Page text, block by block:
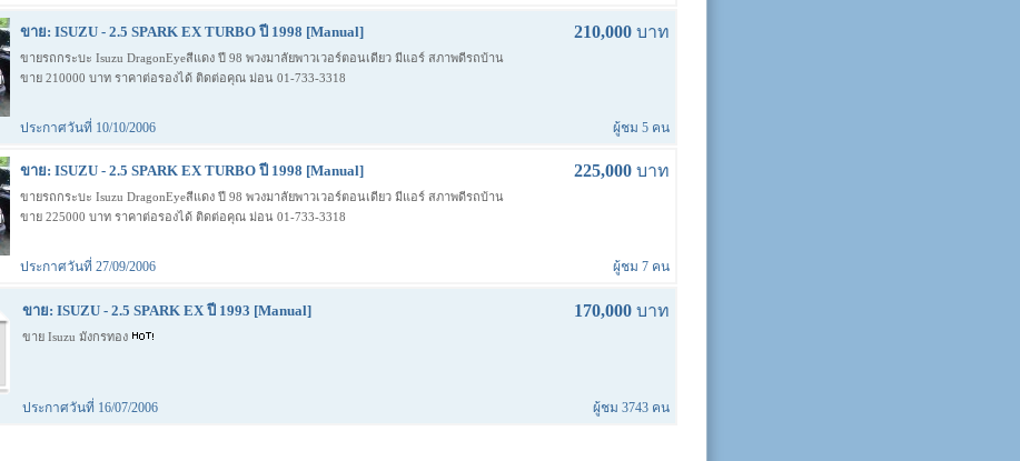
ขาย: ISUZU - 2.5 SPARK EX TURBO ปี 1998 [Manual] 210,000บาท
ขายรถกระบะ Isuzu DragonEyeสีแดง ปี 98 พวงมาลัยพาวเวอร์ตอนเดียว มีแอร์ สภาพดีรถบ้าน
ขาย 210000 บาท ราคาต่อรองได้ ติดต่อคุณ ม่อน 01-733-3318
ประกาศวันที่ 10/10/2006 ผู้ชม 5 คน
ขาย: ISUZU - 2.5 SPARK EX TURBO ปี 1998 [Manual] 225,000บาท
ขายรถกระบะ Isuzu DragonEyeสีแดง ปี 98 พวงมาลัยพาวเวอร์ตอนเดียว มีแอร์ สภาพดีรถบ้าน
ขาย 225000 บาท ราคาต่อรองได้ ติดต่อคุณ ม่อน 01-733-3318
ประกาศวันที่ 27/09/2006 ผู้ชม 7 คน
ขาย: ISUZU - 2.5 SPARK EX ปี 1993 [Manual] 170,000บาท
ขาย Isuzu มังกรทอง
ประกาศวันที่ 16/07/2006 ผู้ชม 3743 คน